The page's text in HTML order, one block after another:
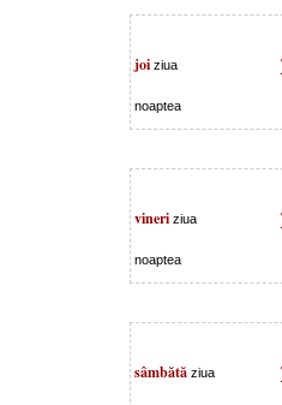
joi ziua
noaptea
vineri ziua
noaptea
sâmbătă ziua